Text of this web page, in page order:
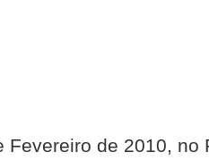
Fevereiro de 2010, no